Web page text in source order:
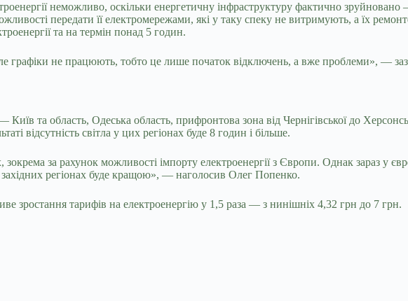
неможливо, оскільки енергетичну інфраструктуру фактично
передати її електромережами, які у таку спеку не витримують, а їх
та на термін понад 5 годин.
графіки не працюють, тобто це лише початок відключень, а вже проблеми», —
Київ та область, Одеська область, прифронтова зона від Чернігівської до
відсутність світла у цих регіонах буде 8 годин і більше.
за рахунок можливості імпорту електроенергії з Європи. Однак зараз у
західних регіонах буде кращою», — наголосив Олег Попенко.
зростання тарифів на електроенергію у 1,5 раза — з нинішніх 4,32 грн до 7 грн.